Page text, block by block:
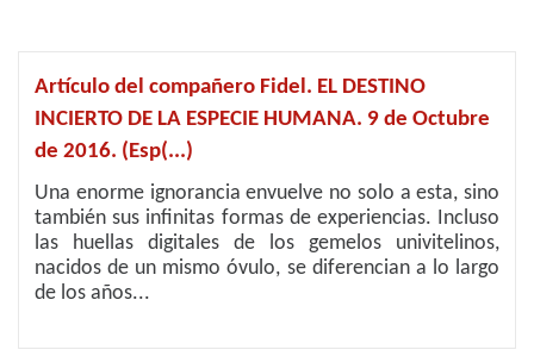
Artículo del compañero Fidel. EL DESTINO
INCIERTO DE LA ESPECIE HUMANA. 9 de Octubre
de 2016. (Esp(...)
Una enorme ignorancia envuelve no solo a esta, sino
también sus infinitas formas de experiencias. Incluso
las huellas digitales de los gemelos univitelinos,
nacidos de un mismo óvulo, se diferencian a lo largo
de los años...